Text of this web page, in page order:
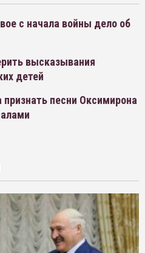
с начала войны дело об
высказывания
детей
признать песни Оксимирона